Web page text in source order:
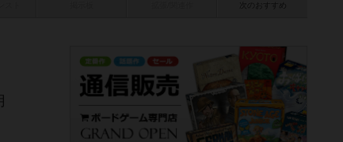
次のおすすめ